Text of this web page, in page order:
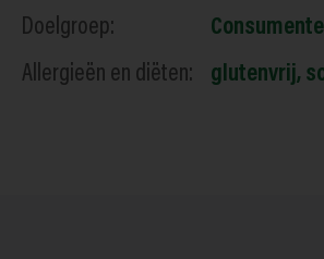
Doelgroep:
Allergieën en diëten:
glutenvrij,